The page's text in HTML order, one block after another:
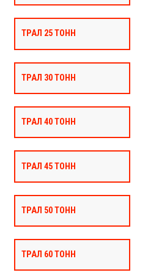
ТРАЛ 25 ТОНН
ТРАЛ 30 ТОНН
ТРАЛ 40 ТОНН
ТРАЛ 45 ТОНН
ТРАЛ 50 ТОНН
ТРАЛ 60 ТОНН